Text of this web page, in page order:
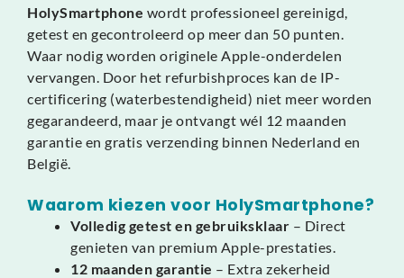
HolySmartphone wordt professioneel gereinigd,
getest en gecontroleerd op meer dan 50 punten.
Waar nodig worden originele Apple-onderdelen
vervangen. Door het refurbishproces kan de IP-
certificering (waterbestendigheid) niet meer worden
gegarandeerd, maar je ontvangt wél 12 maanden
garantie en gratis verzending binnen Nederland en
België.
Waarom kiezen voor HolySmartphone?
Volledig getest en gebruiksklaar – Direct
genieten van premium Apple-prestaties.
12 maanden garantie – Extra zekerheid